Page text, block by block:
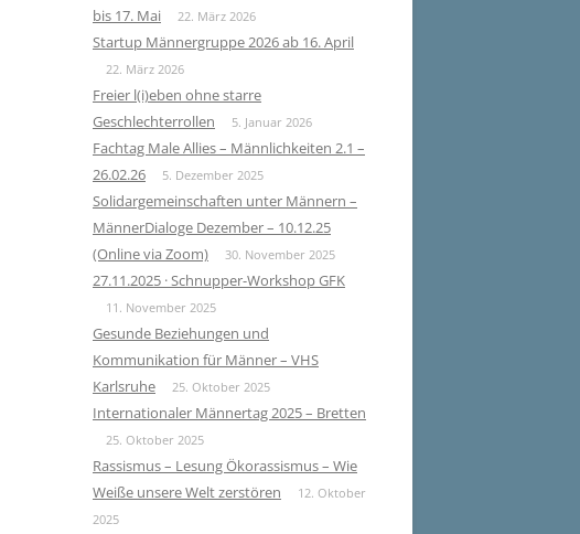
bis 17. Mai 22. März 2026
Startup Männergruppe 2026 ab 16. April
22. März 2026
Freier l(i)eben ohne starre
Geschlechterrollen
5. Januar 2026
Fachtag Male Allies – Männlichkeiten 2.1 –
26.02.26
5. Dezember 2025
Solidargemeinschaften unter Männern –
MännerDialoge Dezember – 10.12.25
(Online via Zoom)
30. November 2025
27.11.2025 · Schnupper-Workshop GFK
11. November 2025
Gesunde Beziehungen und
Kommunikation für Männer – VHS
Karlsruhe
25. Oktober 2025
Internationaler Männertag 2025 – Bretten
25. Oktober 2025
Rassismus – Lesung Ökorassismus – Wie
Weiße unsere Welt zerstören
12. Oktober
2025